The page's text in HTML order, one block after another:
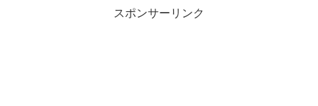
スポンサーリンク